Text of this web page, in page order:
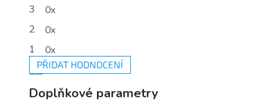
3
0x
2
0x
1
0x
PŘIDAT HODNOCENÍ
ý
Doplňkové parametry